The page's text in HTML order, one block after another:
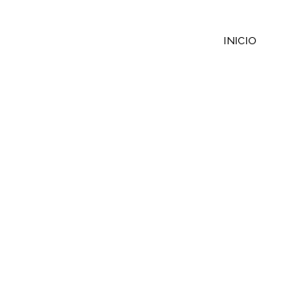
INICIO